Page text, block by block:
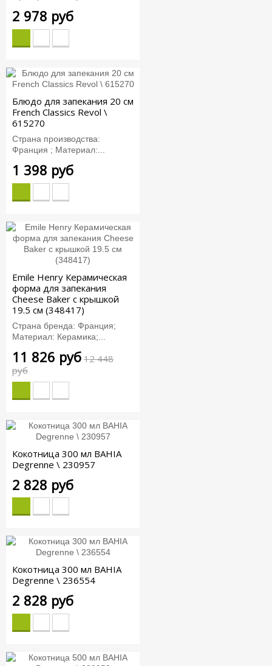
2 978 руб
Блюдо для запекания 20 см
French Classics Revol \
615270
Страна производства:
Франция ; Материал:...
1 398 руб
Emile Henry Керамическая
форма для запекания
Cheese Baker с крышкой
19.5 см (348417)
Страна бренда: Франция;
Материал: Керамика;...
11 826 руб 12 448
руб
Кокотница 300 мл BAHIA
Degrenne \ 230957
2 828 руб
Кокотница 300 мл BAHIA
Degrenne \ 236554
2 828 руб